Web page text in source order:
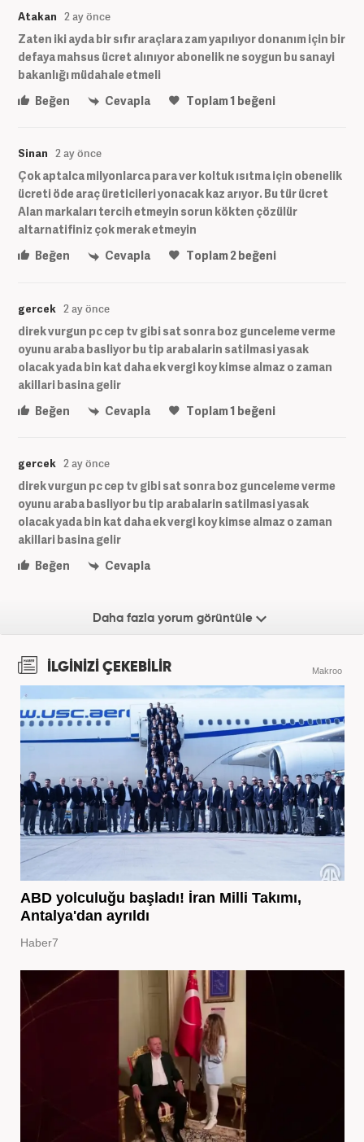
Atakan 2 ay önce
Zaten iki ayda bir sıfır araçlara zam yapılıyor donanım için bir
defaya mahsus ücret alınıyor abonelik ne soygun bu sanayi
bakanlığı müdahale etmeli
Beğen
Cevapla Toplam1 beğeni
Sinan 2 ay önce
Çok aptalca milyonlarca para ver koltuk ısıtma için obenelik
ücreti öde araç üreticileri yonacak kaz arıyor. Bu tür ücret
Alan markaları tercih etmeyin sorun kökten çözülür
altarnatifiniz çok merak etmeyin
Beğen
Cevapla Toplam2beğeni
gercek 2 ay önce
direk vurgun pc cep tv gibi sat sonra boz gunceleme verme
oyunu araba basliyor bu tip arabalarin satilmasi yasak
olacak yada bin kat daha ek vergi koy kimse almaz o zaman
akillari basina gelir
Beğen
Cevapla Toplam1 beğeni
gercek 2 ay önce
direk vurgun pc cep tv gibi sat sonra boz gunceleme verme
oyunu araba basliyor bu tip arabalarin satilmasi yasak
olacak yada bin kat daha ek vergi koy kimse almaz o zaman
akillari basina gelir
Beğen
Cevapla
Daha fazla yorum görüntüle
İLGİNİZİ ÇEKEBİLİR Makroo
ABD yolculuğu başladı! İran Milli Takımı,
Antalya'dan ayrıldı
Haber7